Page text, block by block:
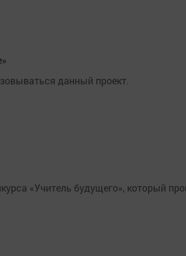
данный проект.
«Учитель будущего», который